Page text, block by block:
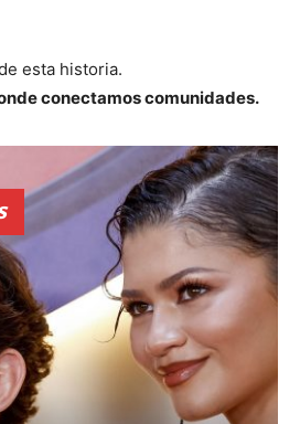
esta historia.
conectamos comunidades.